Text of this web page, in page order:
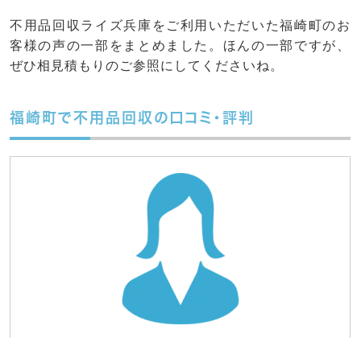
不用品回収ライズ兵庫をご利用いただいた福崎町のお
客様の声の一部をまとめました。ほんの一部ですが、
ぜひ相見積もりのご参照にしてくださいね。
福崎町で不用品回収の口コミ・評判